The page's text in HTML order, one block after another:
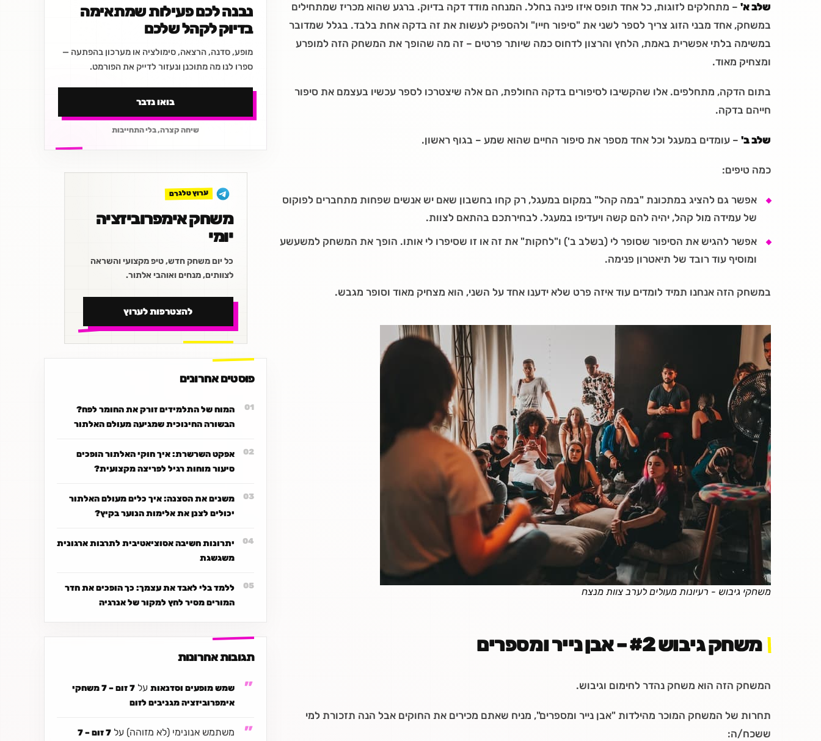
שלב א' – מתחלקים לזוגות, כל אחד תופס איזו פינה בחלל. המנחה מודד דקה בדיוק. ברגע שהוא מכריז שמתחילים
במשחק, אחד מבני הזוג צריך לספר לשני את "סיפור חייו" ולהספיק לעשות את זה בדקה אחת בלבד. בגלל שמדובר
במשימה בלתי אפשרית באמת, הלחץ והרצון לדחוס כמה שיותר פרטים – זה מה שהופך את המשחק הזה למופרע
ומצחיק מאוד.
בתום הדקה, מתחלפים. אלו שהקשיבו לסיפורים בדקה החולפת, הם אלה שיצטרכו לספר עכשיו בעצמם את סיפור
חייהם בדקה.
שלב ב' – עומדים במעגל וכל אחד מספר את סיפור החיים שהוא שמע – בגוף ראשון.
כמה טיפים:
אפשר גם להציג במתכונת "במה קהל" במקום במעגל, רק קחו בחשבון שאם יש אנשים שפחות מתחברים לפוקוס
של עמידה מול קהל, יהיה להם קשה ויעדיפו במעגל. לבחירתכם בהתאם לצוות.
אפשר להגיש את הסיפור שסופר לי (בשלב ב') ו"לחקות" את זה או זו שסיפרו לי אותו. הופך את המשחק למשעשע
ומוסיף עוד רובד של תיאטרון פנימה.
במשחק הזה אנחנו תמיד לומדים עוד איזה פרט שלא ידענו אחד על השני, הוא מצחיק מאוד וסופר מגבש.
משחקי גיבוש - רעיונות מעולים לערב צוות מנצח
משחק גיבוש #2 – אבן נייר ומספרים
המשחק הזה הוא משחק נהדר לחימום וגיבוש.
תחרות של המשחק המוכר מהילדות "אבן נייר ומספרים", מניח שאתם מכירים את החוקים אבל הנה תזכורת למי
ששכח/ה:
נבנה לכם פעילות שמתאימה
בדיוק לקהל שלכם
מופע, סדנה, הרצאה, סימולציה או מערכון בהפתעה —
ספרו לנו מה מתוכנן ונעזור לדייק את הפורמט.
בואו נדבר
שיחה קצרה, בלי התחייבות
ערוץ טלגרם
משחק אימפרוביזציה
יומי
כל יום משחק חדש, טיפ מקצועי והשראה
לצוותים, מנחים ואוהבי אלתור.
להצטרפות לערוץ
פוסטים אחרונים
המוח של התלמידים זורק את החומר לפח?
הבשורה החינוכית שמגיעה מעולם האלתור
אפקט השרשרת: איך חוקי האלתור הופכים
סיעור מוחות רגיל לפריצה מקצועית?
משנים את הסצנה: איך כלים מעולם האלתור
יכולים לצנן את אלימות הנוער בקיץ?
יתרונות חשיבה אסוציאטיבית לתרבות ארגונית
משגשגת
ללמד בלי לאבד את עצמך: כך הופכים את חדר
המורים מסיר לחץ למקור של אנרגיה
תגובות אחרונות
שמש מופעים וסדנאותעל
7 זום – 7 משחקי
אימפרוביזציה מגניבים לזום
משתמש אנונימי (לא מזוהה) על
7 זום – 7